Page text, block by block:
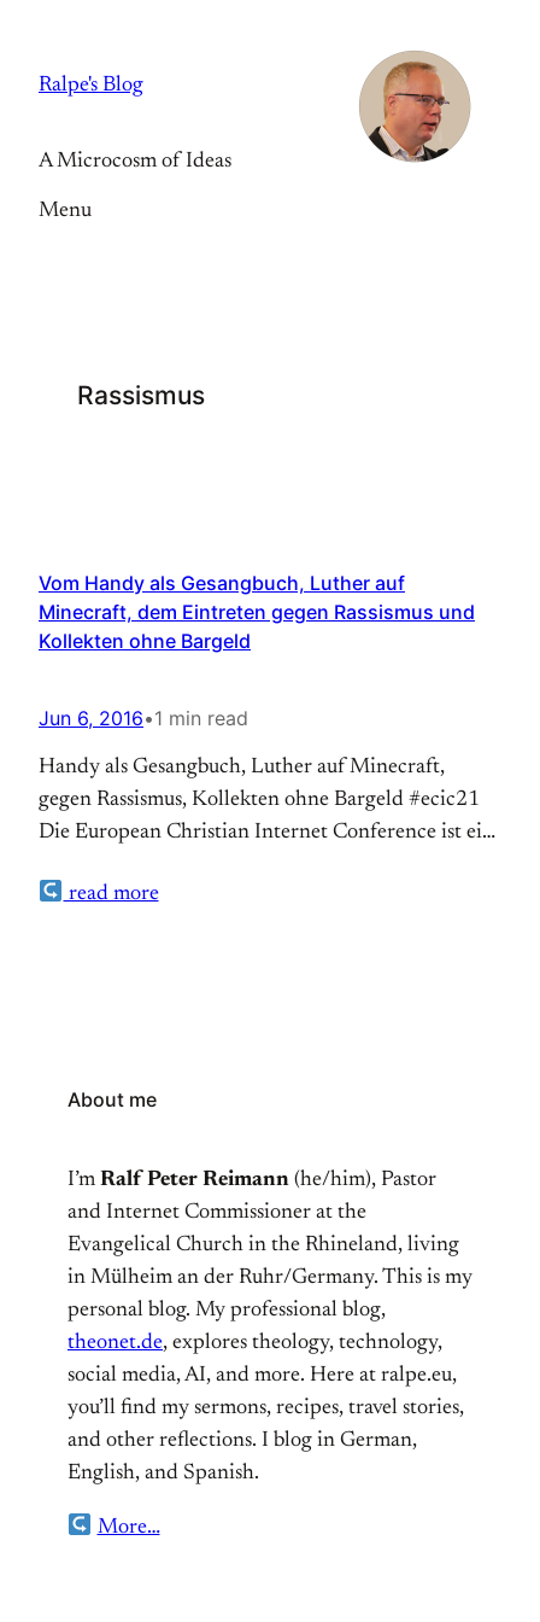
content
Ralpe's Blog
A Microcosm of Ideas
Menu
Rassismus
Vom Handy als Gesangbuch, Luther auf
Minecraft, dem Eintreten gegen Rassismus und
Kollekten ohne Bargeld
Jun 6, 2016•1 min read
Handy als Gesangbuch, Luther auf Minecraft,
gegen Rassismus, Kollekten ohne Bargeld #ecic21
Die European Christian Internet Conference ist ein
Internetbeauftragten, es ist hilfreich zu sehen, wie
read more
About me
I’m Ralf Peter Reimann (he/him), Pastor
and Internet Commissioner at the
Evangelical Church in the Rhineland, living
in Mülheim an der Ruhr/Germany. This is my
personal blog. My professional blog,
theonet.de, explores theology, technology,
social media, AI, and more. Here at ralpe.eu,
you’ll find my sermons, recipes, travel stories,
and other reflections. I blog in German,
English, and Spanish.
More…